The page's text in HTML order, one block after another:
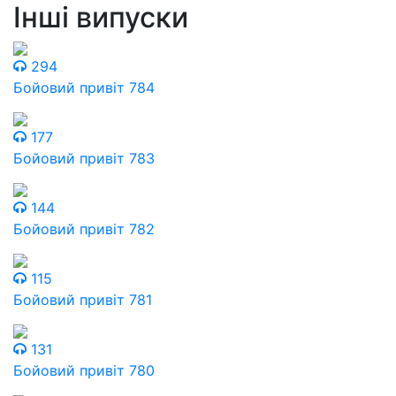
Інші випуски
294
Бойовий привіт 784
177
Бойовий привіт 783
144
Бойовий привіт 782
115
Бойовий привіт 781
131
Бойовий привіт 780